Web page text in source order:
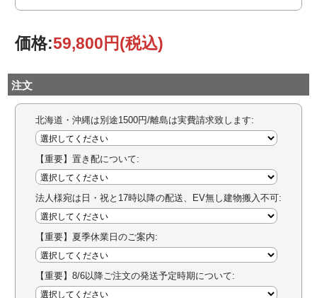
価格:59,800円(税込)
注文
北海道・沖縄は別途1500円/離島は実費請求致します:
【重要】置き配について:
法人様宛は日・祝と17時以降の配送、EV無し建物搬入不可:
【重要】夏季休業日のご案内:
【重要】8/6以降ご注文の発送予定時期について: